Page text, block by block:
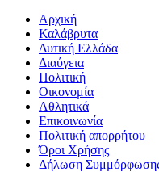
Αρχική
Καλάβρυτα
Δυτική Ελλάδα
Διαύγεια
Πολιτική
Οικονομία
Αθλητικά
Επικοινωνία
Πολιτική απορρήτου
Όροι Χρήσης
Δήλωση